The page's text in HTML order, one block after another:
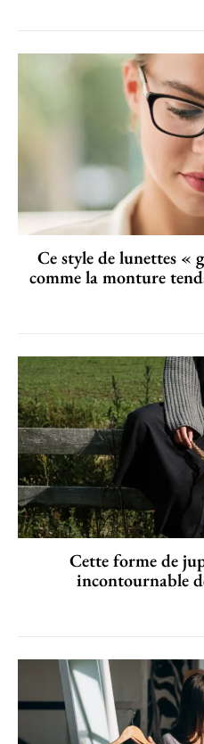
Ce style de lunettes «
comme la monture
Cette forme de
incontournable